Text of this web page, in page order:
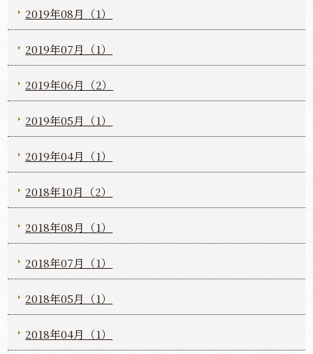
2019年08月（1）
2019年07月（1）
2019年06月（2）
2019年05月（1）
2019年04月（1）
2018年10月（2）
2018年08月（1）
2018年07月（1）
2018年05月（1）
2018年04月（1）